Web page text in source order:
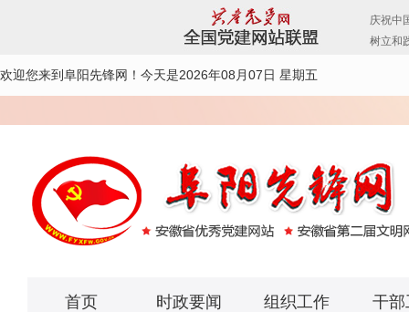
欢迎您来到阜阳先锋网！ 今天是2026年08月07日 星期五
首页 时政要闻 组织工作 干部